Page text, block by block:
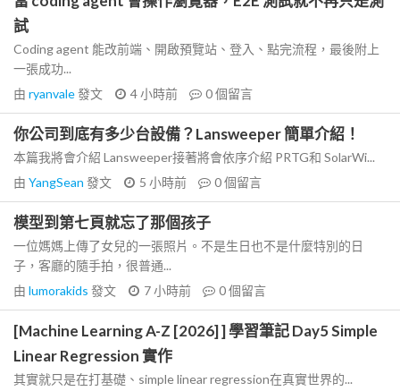
試
Coding agent 能改前端、開啟預覽站、登入、點完流程，最後附上
一張成功...
由 ryanvale發文 4 小時前 0個留言
你公司到底有多少台設備？Lansweeper 簡單介紹！
本篇我將會介紹 Lansweeper接著將會依序介紹 PRTG和 SolarWi...
由 YangSean 發文 5 小時前 0個留言
模型到第七頁就忘了那個孩子
一位媽媽上傳了女兒的一張照片。不是生日也不是什麼特別的日
子，客廳的隨手拍，很普通...
由 lumorakids 發文 7 小時前 0個留言
[Machine Learning A-Z [2026] ] 學習筆記 Day5 Simple
Linear Regression 實作
其實就只是在打基礎、simple linear regression在真實世界的...